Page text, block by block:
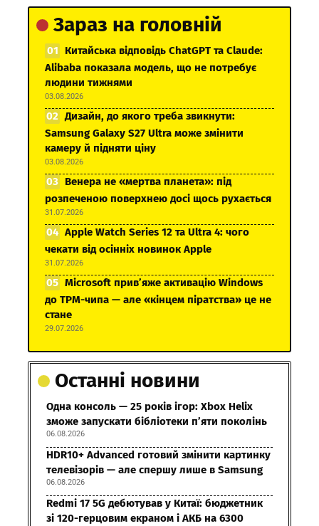
Зараз на головній
Китайська відповідь ChatGPT та Claude:
Alibaba показала модель, що не потребує
людини тижнями
03.08.2026
Дизайн, до якого треба звикнути:
Samsung Galaxy S27 Ultra може змінити
камеру й підняти ціну
03.08.2026
Венера не «мертва планета»: під
розпеченою поверхнею досі щось рухається
31.07.2026
Apple Watch Series 12 та Ultra 4: чого
чекати від осінніх новинок Apple
31.07.2026
Microsoft прив’яже активацію Windows
до TPM-чипа — але «кінцем піратства» це не
стане
29.07.2026
Останні новини
Одна консоль — 25 років ігор: Xbox Helix
зможе запускати бібліотеки п’яти поколінь
06.08.2026
HDR10+ Advanced готовий змінити картинку
телевізорів — але спершу лише в Samsung
06.08.2026
Redmi 17 5G дебютував у Китаї: бюджетник
зі 120-герцовим екраном і АКБ на 6300